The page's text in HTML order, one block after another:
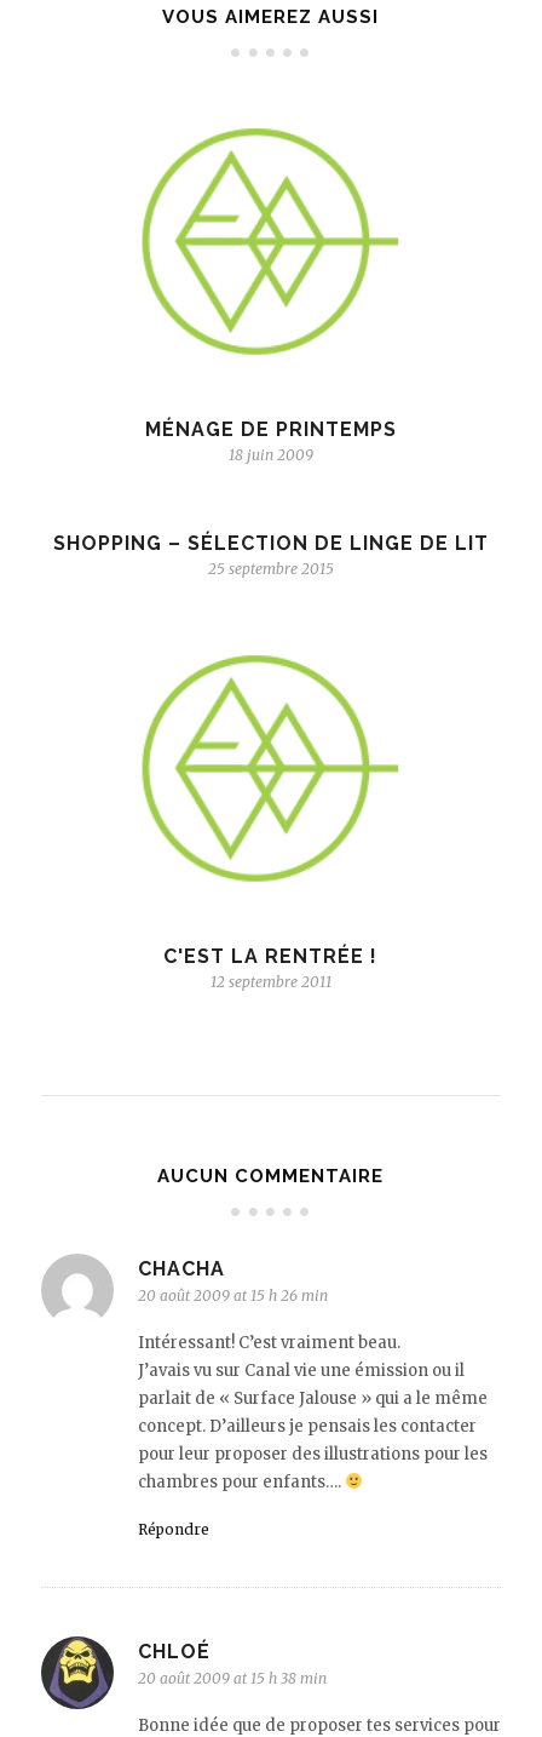
VOUS AIMEREZ AUSSI
MÉNAGE DE PRINTEMPS
18 juin 2009
SHOPPING – SÉLECTION DE LINGE DE LIT
25 septembre 2015
C'EST LA RENTRÉE !
12 septembre 2011
AUCUN COMMENTAIRE
CHACHA
20 août 2009 at 15 h 26 min
Intéressant! C’est vraiment beau.
J’avais vu sur Canal vie une émission ou il
parlait de « Surface Jalouse » qui a le même
concept. D’ailleurs je pensais les contacter
pour leur proposer des illustrations pour les
chambres pour enfants….
Répondre
CHLOÉ
20 août 2009 at 15 h 38 min
Bonne idée que de proposer tes services pour